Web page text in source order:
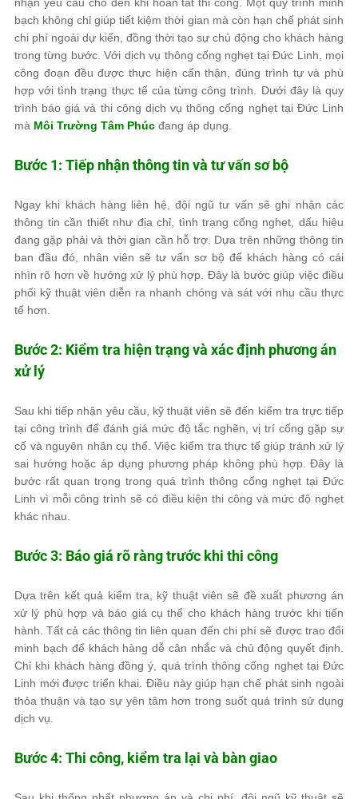
nhận yêu cầu cho đến khi hoàn tất thi công. Một quy trình minh
bạch không chỉ giúp tiết kiệm thời gian mà còn hạn chế phát sinh
chi phí ngoài dự kiến, đồng thời tạo sự chủ động cho khách hàng
trong từng bước. Với dịch vụ thông cống nghẹt tại Đức Linh, mọi
công đoạn đều được thực hiện cẩn thận, đúng trình tự và phù
hợp với tình trạng thực tế của từng công trình. Dưới đây là quy
trình báo giá và thi công dịch vụ thông cống nghẹt tại Đức Linh
mà Môi Trường Tâm Phúc đang áp dụng.
Bước 1: Tiếp nhận thông tin và tư vấn sơ bộ
Ngay khi khách hàng liên hệ, đội ngũ tư vấn sẽ ghi nhận các
thông tin cần thiết như địa chỉ, tình trạng cống nghẹt, dấu hiệu
đang gặp phải và thời gian cần hỗ trợ. Dựa trên những thông tin
ban đầu đó, nhân viên sẽ tư vấn sơ bộ để khách hàng có cái
nhìn rõ hơn về hướng xử lý phù hợp. Đây là bước giúp việc điều
phối kỹ thuật viên diễn ra nhanh chóng và sát với nhu cầu thực
tế hơn.
Bước 2: Kiểm tra hiện trạng và xác định phương án
xử lý
Sau khi tiếp nhận yêu cầu, kỹ thuật viên sẽ đến kiểm tra trực tiếp
tại công trình để đánh giá mức độ tắc nghẽn, vị trí cống gặp sự
cố và nguyên nhân cụ thể. Việc kiểm tra thực tế giúp tránh xử lý
sai hướng hoặc áp dụng phương pháp không phù hợp. Đây là
bước rất quan trọng trong quá trình thông cống nghẹt tại Đức
Linh vì mỗi công trình sẽ có điều kiện thi công và mức độ nghẹt
khác nhau.
Bước 3: Báo giá rõ ràng trước khi thi công
Dựa trên kết quả kiểm tra, kỹ thuật viên sẽ đề xuất phương án
xử lý phù hợp và báo giá cụ thể cho khách hàng trước khi tiến
hành. Tất cả các thông tin liên quan đến chi phí sẽ được trao đổi
minh bạch để khách hàng dễ cân nhắc và chủ động quyết định.
Chỉ khi khách hàng đồng ý, quá trình thông cống nghẹt tại Đức
Linh mới được triển khai. Điều này giúp hạn chế phát sinh ngoài
thỏa thuận và tạo sự yên tâm hơn trong suốt quá trình sử dụng
dịch vụ.
Bước 4: Thi công, kiểm tra lại và bàn giao